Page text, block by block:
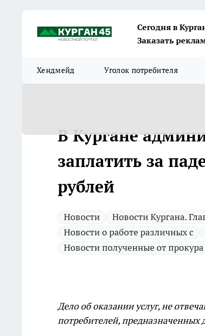
Сегодня в
Заказать
Хендмейд Уголок потребителя
В Кургане
заплатить за
рублей
Новости Новости Кургана.
Новости о работе различных с
Новости полученные от прокура
Дело об оказании услуг, не
потребителей, предназначенных